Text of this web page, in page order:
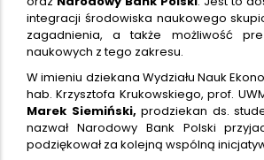
integracji środowiska naukowego
zagadnienia, a także możliwość
naukowych z tego zakresu.
W imieniu dziekana Wydziału Nauk
hab. Krzysztofa Krukowskiego, prof.
Marek Siemiński, prodziekan ds.
nazwał Narodowy Bank Polski
podziękował za kolejną wspólną